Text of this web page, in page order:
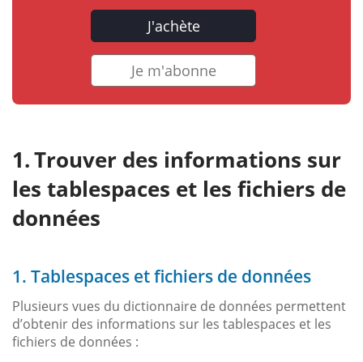
J'achète
Je m'abonne
Trouver des informations sur
les tablespaces et les fichiers de
données
1. Tablespaces et fichiers de données
Plusieurs vues du dictionnaire de données permettent
d’obtenir des informations sur les tablespaces et les
fichiers de données :